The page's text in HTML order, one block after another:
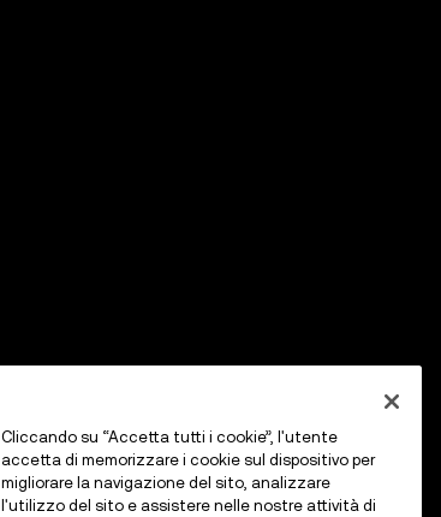
Cliccando su “Accetta tutti i cookie”, l'utente
accetta di memorizzare i cookie sul dispositivo per
migliorare la navigazione del sito, analizzare
l'utilizzo del sito e assistere nelle nostre attività di